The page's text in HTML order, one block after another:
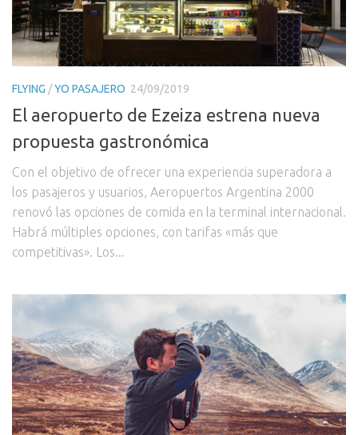
FLYING /YO PASAJERO 24/09/2019
El aeropuerto de Ezeiza estrena nueva
propuesta gastronómica
Con el objetivo de ofrecer una experiencia superadora a
los pasajeros y usuarios, Aeropuertos Argentina 2000
renovó las opciones de comida en la terminal internacional.
Habrá múltiples opciones, con tarifas «más que
competitivas». Los...